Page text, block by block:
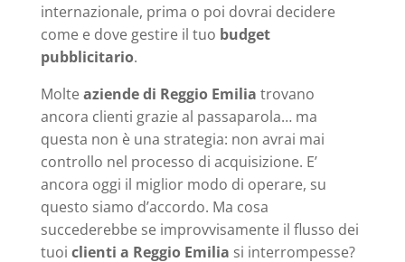
internazionale, prima o poi dovrai decidere
come e dove gestire il tuo budget
pubblicitario.
Molteaziende di Reggio Emilia trovano
ancora clienti grazie al passaparola… ma
questa non è una strategia: non avrai mai
controllo nel processo di acquisizione. E’
ancora oggi il miglior modo di operare, su
questo siamo d’accordo. Ma cosa
succederebbe se improvvisamente il flusso dei
tuoi clienti a Reggio Emilia si interrompesse?